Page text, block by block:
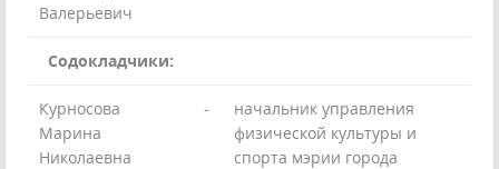
Валерьевич
Содокладчики:
Курносова
Марина
Николаевна
-
начальник управления
физической культуры и
спорта мэрии города